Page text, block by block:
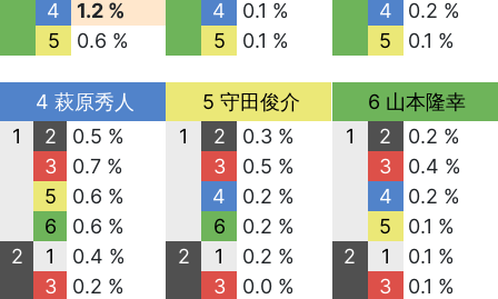
4
1.2 %
5
0.6 %
4
0.1 %
5
0.1 %
4
0.2 %
5
0.1 %
4 萩原秀人
1
2
0.5 %
3
0.7 %
5
0.6 %
6
0.6 %
2
1
0.4 %
3
0.2 %
5 守田俊介
1
2
0.3 %
3
0.5 %
4
0.2 %
6
0.2 %
2
1
0.2 %
3
0.0 %
6 山本隆幸
1
2
0.2 %
3
0.4 %
4
0.2 %
5
0.1 %
2
1
0.1 %
3
0.1 %